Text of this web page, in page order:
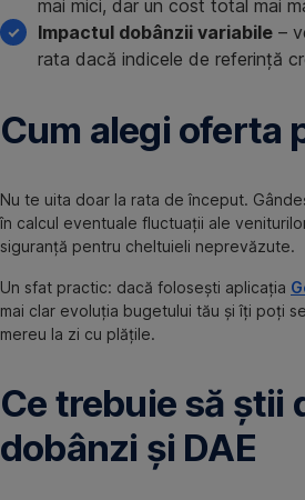
mai mici, dar un cost total mai
Impactul dobânzii variabile –
rata dacă indicele de referință
Cum alegi oferta
Nu te uita doar la rata de început.
în calcul eventuale fluctuații ale
siguranță pentru cheltuieli neprevăzute.
Un sfat practic: dacă folosești aplicația
mai clar evoluția bugetului tău și îți poți
mereu la zi cu plățile.
Ce trebuie să știi
dobânzi și DAE